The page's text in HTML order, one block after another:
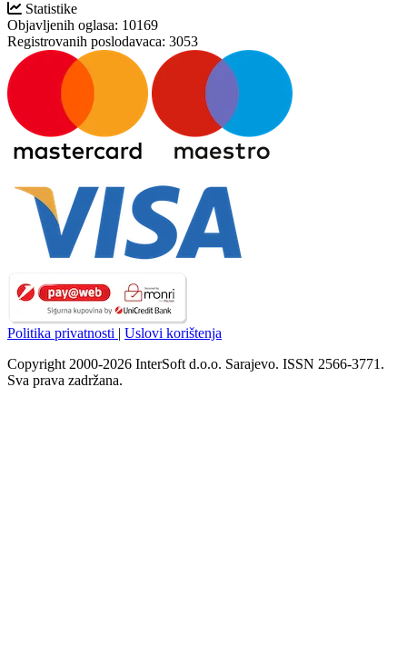
Statistike
Objavljenih oglasa: 10169
Registrovanih poslodavaca: 3053
Politika privatnosti | Uslovi korištenja
Copyright 2000-2026 InterSoft d.o.o. Sarajevo. ISSN 2566-3771.
Sva prava zadržana.